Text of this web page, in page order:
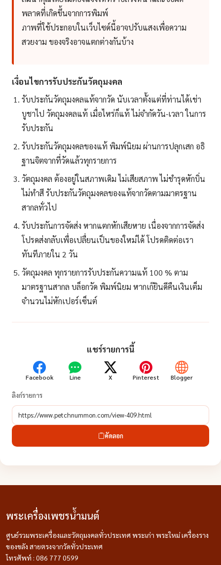
พลาดที่เกิดขึ้นจากการพิมพ์
ภาพที่ใช้ประกอบในเว็บไซด์นี้อาจปรับแสงเพื่อความ
สวยงาม ของจริงอาจแตกต่างกันบ้าง
เงื่อนไขการรับประกันวัตถุมงคล
รับประกันวัตถุมงคลแท้จากวัด นับเวลาตั้งแต่ที่ท่านได้เช่า
บูชาไป วัตถุมงคลแท้ เมื่อไหร่ก็แท้ ไม่จำกัดวัน-เวลา ในการ
รับประกัน
รับประกันวัตถุมงคลของแท้ พิมพ์นิยม ผ่านการปลุกเสก อธิ
ฐานจิตจากที่วัดแล้วทุกรายการ
วัตถุมงคล ต้องอยู่ในสภาพเดิม ไม่เสียสภาพ ไม่ชำรุดหักบิ่น
ไม่ทำสี รับประกันวัตถุมงคลของแท้จากวัดตามมาตรฐาน
สากลทั่วไป
รับประกันการจัดส่ง หากแตกหักเสียหาย เนื่องจากการจัดส่ง
โปรดส่งกลับเพื่อเปลื่ยนเป็นของใหม่ได้ โปรดติดต่อเรา
ทันทีภายใน 2 วัน
วัตถุมงคล ทุกรายการรับประกันความแท้ 100 % ตาม
มาตรฐานสากล บล็อกวัด พิมพ์นิยม หากเก๊ยินดีคืนเงินเต็ม
จำนวนไม่หักเปอร์เซ็นต์
แชร์รายการนี้
Facebook Line X Pinterest Blogger
ลิงก์รายการ
คัดลอก
พระเครื่องเพชรน้ำมนต์
ศูนย์รวมพระเครื่องและวัตถุมงคลทั่วประเทศ พระเก่า พระใหม่ เครื่องราง
ของขลัง สายตรงจากวัดทั่วประเทศ
โทรศัพท์ : 086 777 0599